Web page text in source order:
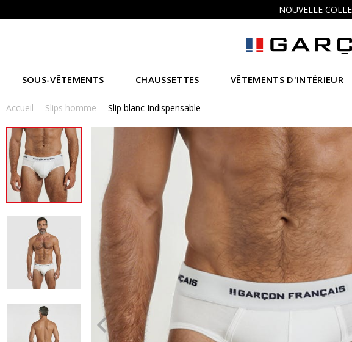
NOUVELLE
SOUS-VÊTEMENTS CHAUSSETTES VÊTEMENTS D'INTÉRIEUR
Accueil Slips homme Slip blanc Indispensable